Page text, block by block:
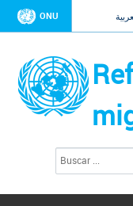
ONU
s